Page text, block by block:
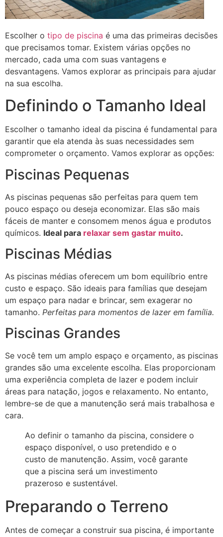
Escolher o tipo de piscina é uma das primeiras decisões
que precisamos tomar. Existem várias opções no
mercado, cada uma com suas vantagens e
desvantagens. Vamos explorar as principais para ajudar
na sua escolha.
Definindo o Tamanho Ideal
Escolher o tamanho ideal da piscina é fundamental para
garantir que ela atenda às suas necessidades sem
comprometer o orçamento. Vamos explorar as opções:
Piscinas Pequenas
As piscinas pequenas são perfeitas para quem tem
pouco espaço ou deseja economizar. Elas são mais
fáceis de manter e consomem menos água e produtos
químicos. Ideal para relaxar sem gastar muito.
Piscinas Médias
As piscinas médias oferecem um bom equilíbrio entre
custo e espaço. São ideais para famílias que desejam
um espaço para nadar e brincar, sem exagerar no
tamanho. Perfeitas para momentos de lazer em família.
Piscinas Grandes
Se você tem um amplo espaço e orçamento, as piscinas
grandes são uma excelente escolha. Elas proporcionam
uma experiência completa de lazer e podem incluir
áreas para natação, jogos e relaxamento. No entanto,
lembre-se de que a manutenção será mais trabalhosa e
cara.
Ao definir o tamanho da piscina, considere o
espaço disponível, o uso pretendido e o
custo de manutenção. Assim, você garante
que a piscina será um investimento
prazeroso e sustentável.
Preparando o Terreno
Antes de começar a construir sua piscina, é importante